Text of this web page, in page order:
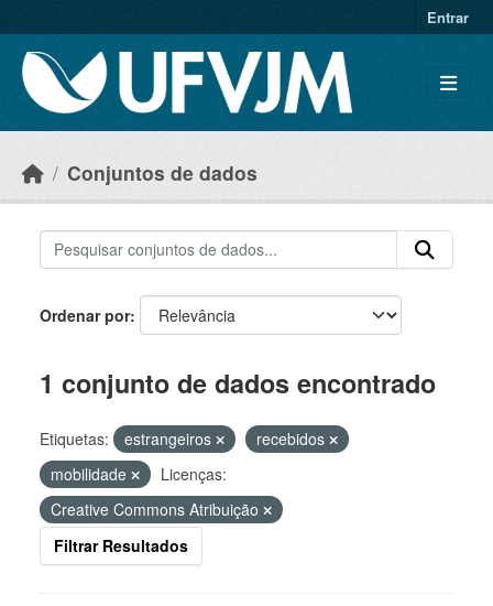
Entrar
Conjuntos de dados
Ordenar por
1 conjunto de dados encontrado
Etiquetas: estrangeiros
recebidos
mobilidade
Licenças:
Creative Commons Atribuição
Filtrar Resultados